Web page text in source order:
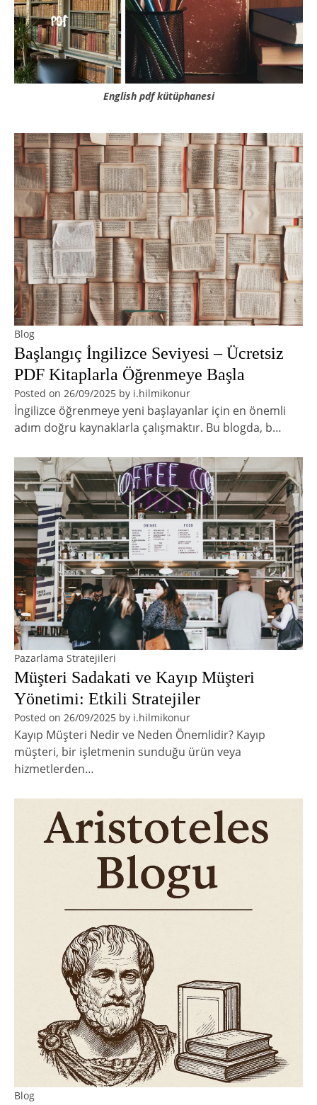
English pdf kütüphanesi
Blog
Başlangıç İngilizce Seviyesi – Ücretsiz
PDF Kitaplarla Öğrenmeye Başla
Posted on 26/09/2025 by i.hilmikonur
İngilizce öğrenmeye yeni başlayanlar için en önemli
adım doğru kaynaklarla çalışmaktır. Bu blogda, b…
Pazarlama Stratejileri
Müşteri Sadakati ve Kayıp Müşteri
Yönetimi: Etkili Stratejiler
Posted on 26/09/2025 by i.hilmikonur
Kayıp Müşteri Nedir ve Neden Önemlidir? Kayıp
müşteri, bir işletmenin sunduğu ürün veya
hizmetlerden…
Blog